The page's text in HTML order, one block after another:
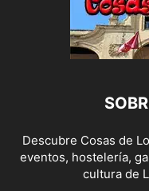
Descubre Cosas de
eventos, hostelería,
cultura de